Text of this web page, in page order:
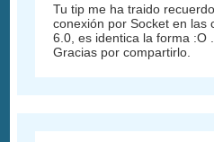
Tu tip me ha traido
conexión por Socket en las
6.0, es identica la forma :O .
Gracias por compartirlo.